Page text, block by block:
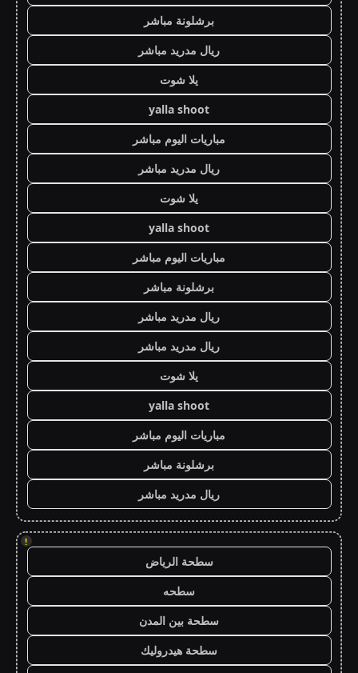
برشلونة مباشر
ريال مدريد مباشر
يلا شوت
yalla shoot
مباريات اليوم مباشر
ريال مدريد مباشر
يلا شوت
yalla shoot
مباريات اليوم مباشر
برشلونة مباشر
ريال مدريد مباشر
ريال مدريد مباشر
يلا شوت
yalla shoot
مباريات اليوم مباشر
برشلونة مباشر
ريال مدريد مباشر
!
سطحة الرياض
سطحه
سطحة بين المدن
سطحة هيدروليك